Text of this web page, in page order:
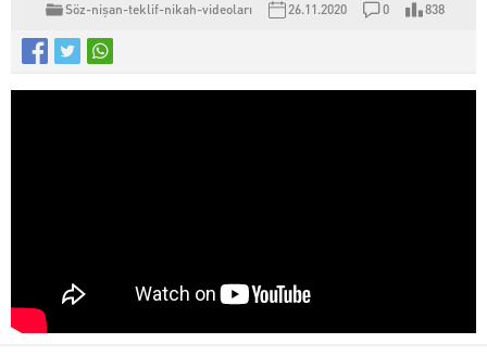
Söz-nişan-teklif-nikah-videoları 26.11.2020 0 838